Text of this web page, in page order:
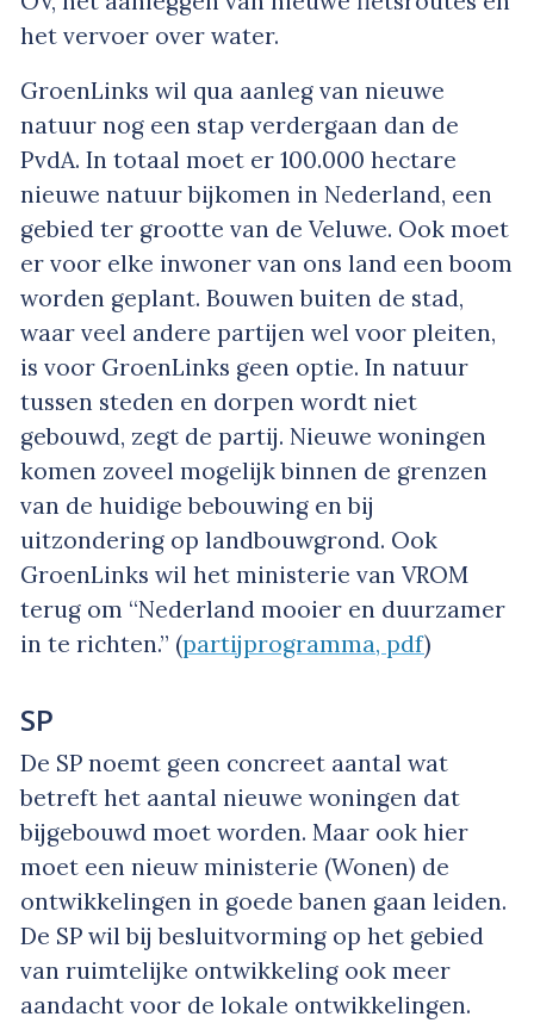
het vervoer over water.
GroenLinks wil qua aanleg van nieuwe
natuur nog een stap verdergaan dan de
PvdA. In totaal moet er 100.000 hectare
nieuwe natuur bijkomen in Nederland, een
gebied ter grootte van de Veluwe. Ook moet
er voor elke inwoner van ons land een boom
worden geplant. Bouwen buiten de stad,
waar veel andere partijen wel voor pleiten,
is voor GroenLinks geen optie. In natuur
tussen steden en dorpen wordt niet
gebouwd, zegt de partij. Nieuwe woningen
komen zoveel mogelijk binnen de grenzen
van de huidige bebouwing en bij
uitzondering op landbouwgrond. Ook
GroenLinks wil het ministerie van VROM
terug om “Nederland mooier en duurzamer
in te richten.” (partijprogramma, pdf)
SP
De SP noemt geen concreet aantal wat
betreft het aantal nieuwe woningen dat
bijgebouwd moet worden. Maar ook hier
moet een nieuw ministerie (Wonen) de
ontwikkelingen in goede banen gaan leiden.
De SP wil bij besluitvorming op het gebied
van ruimtelijke ontwikkeling ook meer
aandacht voor de lokale ontwikkelingen.